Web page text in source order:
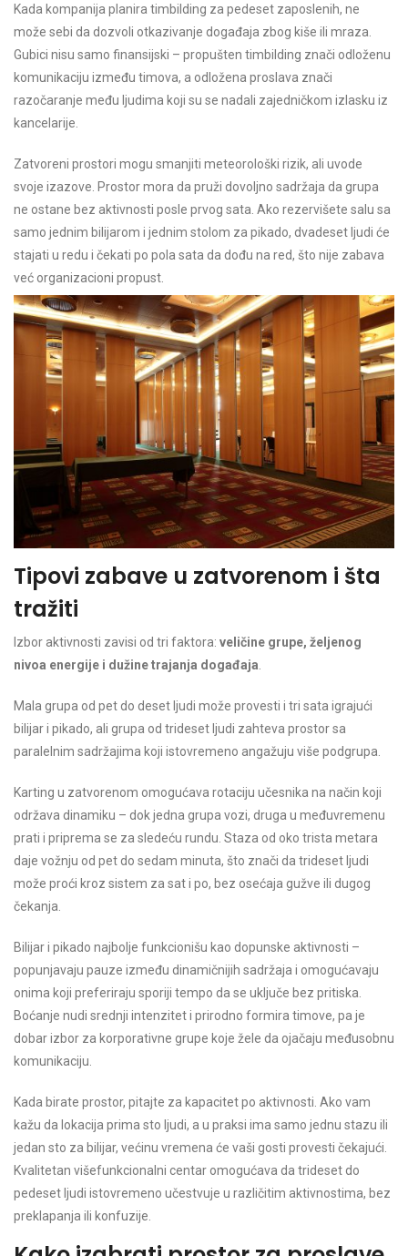
Kada kompanija planira timbilding za pedeset zaposlenih, ne
može sebi da dozvoli otkazivanje događaja zbog kiše ili mraza.
Gubici nisu samo finansijski – propušten timbilding znači odloženu
komunikaciju između timova, a odložena proslava znači
razočaranje među ljudima koji su se nadali zajedničkom izlasku iz
kancelarije.
Zatvoreni prostori mogu smanjiti meteorološki rizik, ali uvode
svoje izazove. Prostor mora da pruži dovoljno sadržaja da grupa
ne ostane bez aktivnosti posle prvog sata. Ako rezervišete salu sa
samo jednim bilijarom i jednim stolom za pikado, dvadeset ljudi će
stajati u redu i čekati po pola sata da dođu na red, što nije zabava
već organizacioni propust.
Tipovi zabave u zatvorenom i šta
tražiti
Izbor aktivnosti zavisi od tri faktora: veličine grupe, željenog
nivoa energije i dužine trajanja događaja
Mala grupa od pet do deset ljudi može provesti i tri sata igrajući
bilijar i pikado, ali grupa od trideset ljudi zahteva prostor sa
paralelnim sadržajima koji istovremeno angažuju više podgrupa.
Karting u zatvorenom omogućava rotaciju učesnika na način koji
održava dinamiku – dok jedna grupa vozi, druga u međuvremenu
prati i priprema se za sledeću rundu. Staza od oko trista metara
daje vožnju od pet do sedam minuta, što znači da trideset ljudi
može proći kroz sistem za sat i po, bez osećaja gužve ili dugog
čekanja.
Bilijar i pikado najbolje funkcionišu kao dopunske aktivnosti –
popunjavaju pauze između dinamičnijih sadržaja i omogućavaju
onima koji preferiraju sporiji tempo da se uključe bez pritiska.
Boćanje nudi srednji intenzitet i prirodno formira timove, pa je
dobar izbor za korporativne grupe koje žele da ojačaju međusobnu
komunikaciju.
Kada birate prostor, pitajte za kapacitet po aktivnosti. Ako vam
kažu da lokacija prima sto ljudi, a u praksi ima samo jednu stazu ili
jedan sto za bilijar, većinu vremena će vaši gosti provesti čekajući.
Kvalitetan višefunkcionalni centar omogućava da trideset do
pedeset ljudi istovremeno učestvuje u različitim aktivnostima, bez
preklapanja ili konfuzije.